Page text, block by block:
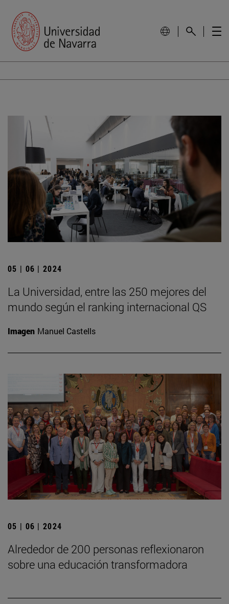
05 | 06 | 2024
La Universidad, entre las 250 mejores del
mundo según el ranking internacional QS
Imagen Manuel Castells
05 | 06 | 2024
Alrededor de 200 personas reflexionaron
sobre una educación transformadora